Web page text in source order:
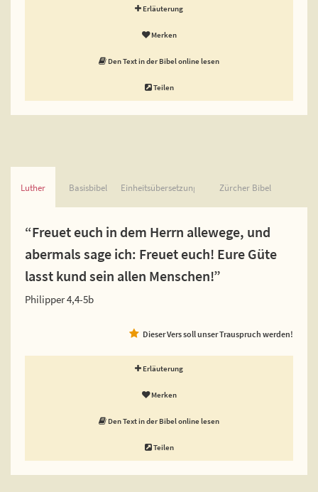
Erläuterung
Merken
Den Text in der Bibel online lesen
Teilen
Luther Basisbibel Einheitsübersetzung Zürcher Bibel
“Freuet euch in dem Herrn allewege, und
abermals sage ich: Freuet euch! Eure Güte
lasst kund sein allen Menschen!”
Philipper 4,4-5b
Dieser Vers soll unser Trauspruch werden!
Erläuterung
Merken
Den Text in der Bibel online lesen
Teilen